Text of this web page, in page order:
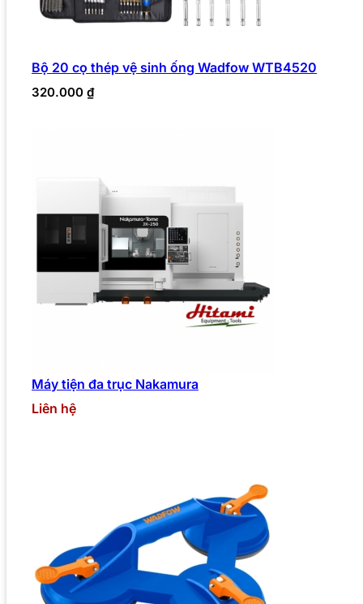
Bộ 20 cọ thép vệ sinh ống Wadfow WTB4520
320.000 ₫
Máy tiện đa trục Nakamura
Liên hệ